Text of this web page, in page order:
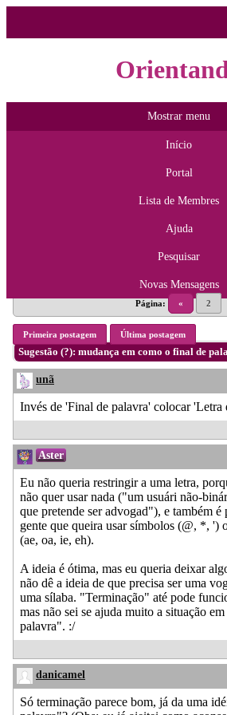
Mostrar menu
Início
Portal
Lista de Membres
Ajuda
Pesquisar
Novas Mensagens
Página: « 2
Primeira postagem Última postagem
Sugestão (?): mudança em como o final de
unã
Invés de 'Final de palavra' colocar 'Letra
Aster
Eu não queria restringir a uma letra,
não quer usar nada ("um usuári não-
que pretende ser advogad"), e também é
gente que queira usar símbolos (@, *, ')
(ae, oa, ie, eh).
A ideia é ótima, mas eu queria deixar
não dê a ideia de que precisa ser uma
uma sílaba. "Terminação" até pode
mas não sei se ajuda muito a situação
palavra". :/
danicamel
Só terminação parece bom, já da uma